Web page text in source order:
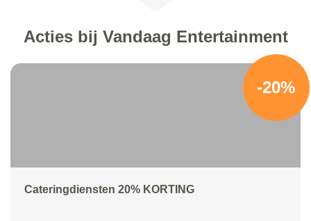
Acties bij Vandaag Entertainment
-20%
Cateringdiensten 20% KORTING